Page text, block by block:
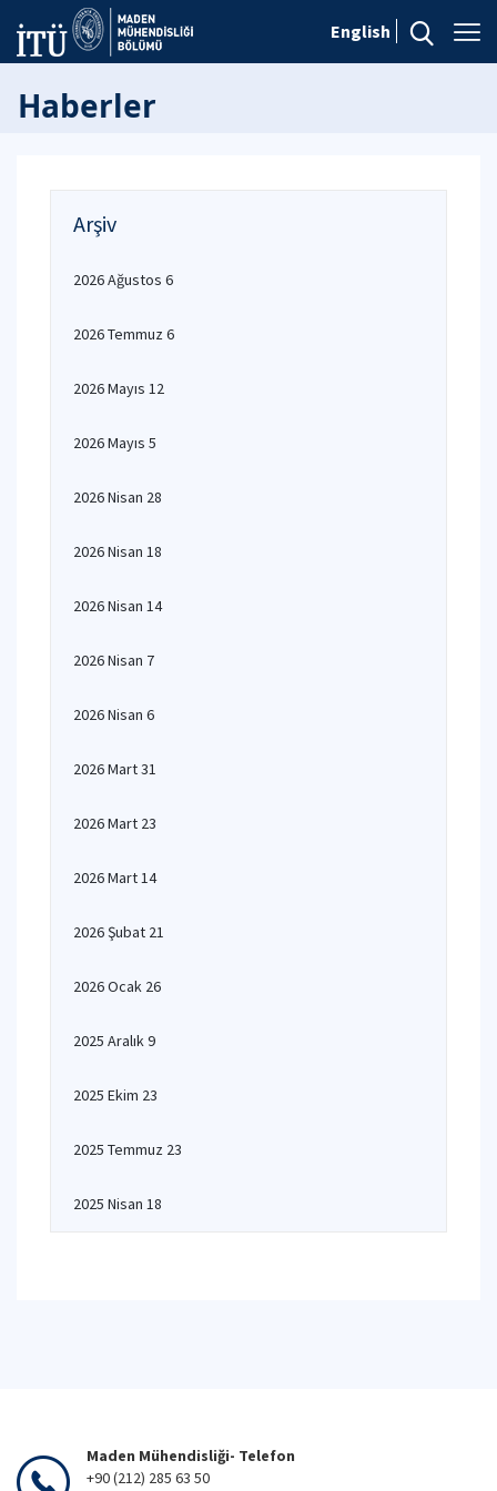
English
Haberler
Arşiv
2026 Ağustos 6
2026 Temmuz 6
2026 Mayıs 12
2026 Mayıs 5
2026 Nisan 28
2026 Nisan 18
2026 Nisan 14
2026 Nisan 7
2026 Nisan 6
2026 Mart 31
2026 Mart 23
2026 Mart 14
2026 Şubat 21
2026 Ocak 26
2025 Aralık 9
2025 Ekim 23
2025 Temmuz 23
2025 Nisan 18
Maden Mühendisliği- Telefon
+90 (212) 285 63 50